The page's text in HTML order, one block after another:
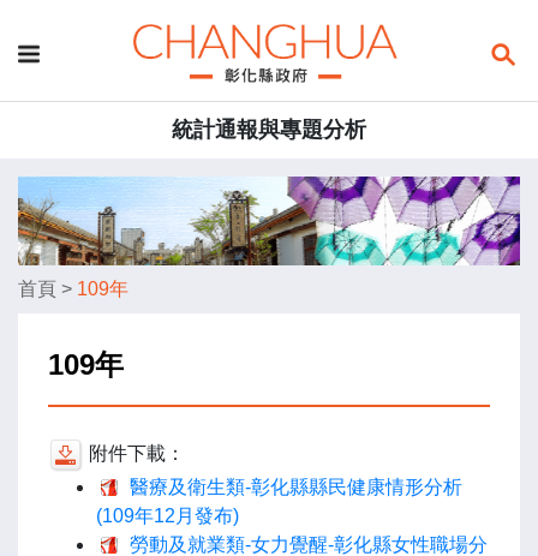
統計通報與專題分析
首頁 > 109年
109年
附件下載：
醫療及衛生類-彰化縣縣民健康情形分析
(109年12月發布)
勞動及就業類-女力覺醒-彰化縣女性職場分